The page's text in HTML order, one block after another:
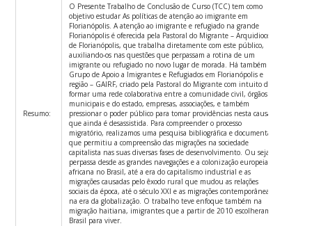
Resumo:
O Presente Trabalho de Conclusão de Curso (TCC) tem como
objetivo estudar As políticas de atenção ao imigrante em
Florianópolis. A atenção ao imigrante e refugiado na grande
Florianópolis é oferecida pela Pastoral do Migrante – Arquidiocese
de Florianópolis, que trabalha diretamente com este público,
auxiliando-os nas questões que perpassam a rotina de um
imigrante ou refugiado no novo lugar de morada. Há também o
Grupo de Apoio a Imigrantes e Refugiados em Florianópolis e
região – GAIRF, criado pela Pastoral do Migrante com intuito de
formar uma rede colaborativa entre a comunidade civil, órgãos
municipais e do estado, empresas, associações, e também
pressionar o poder público para tomar providências nesta causa
que ainda é desassistida. Para compreender o processo
migratório, realizamos uma pesquisa bibliográfica e documental,
que permitiu a compreensão das migrações na sociedade
capitalista nas suas diversas fases de desenvolvimento. Ou seja,
perpassa desde as grandes navegações e a colonização europeia e
africana no Brasil, até a era do capitalismo industrial e as
migrações causadas pelo êxodo rural que mudou as relações
sociais da época, até o século XXI e as migrações contemporâneas
na era da globalização. O trabalho teve enfoque também na
migração haitiana, imigrantes que a partir de 2010 escolheram o
Brasil para viver.